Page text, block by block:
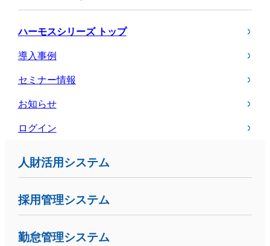
ハーモスシリーズ トップ
導入事例
セミナー情報
お知らせ
ログイン
人財活用システム
採用管理システム
勤怠管理システム